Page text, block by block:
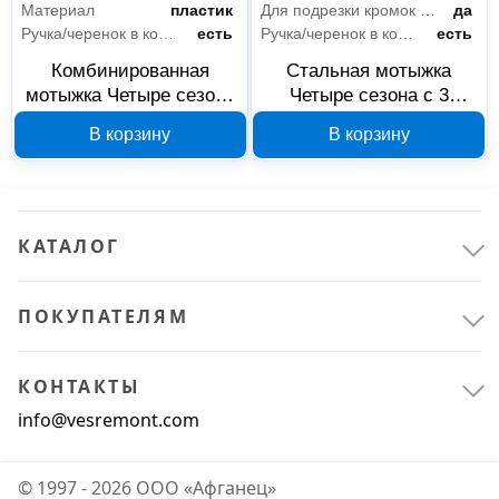
Клининговое оборудование 3
Уборочный инвентарь
Ручной инструмент
Материал
пластик
есть
Комбинированная
мотыжка Четыре сезона
В корзину
да
Ручка/черенок в комплекте
есть
Стальная мотыжка
Четыре сезона с 3
В корзину
КАТАЛОГ
ПОКУПАТЕЛЯМ
КОНТАКТЫ
info@vesremont.com
© 1997 - 2026 ООО «Афганец»